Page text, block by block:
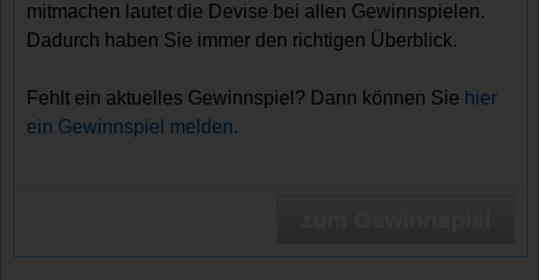
mitmachen lautet die Devise bei allen Gewinnspielen.
Dadurch haben Sie immer den richtigen Überblick.
Fehlt ein aktuelles Gewinnspiel? Dann können Sie hier
ein Gewinnspiel melden.